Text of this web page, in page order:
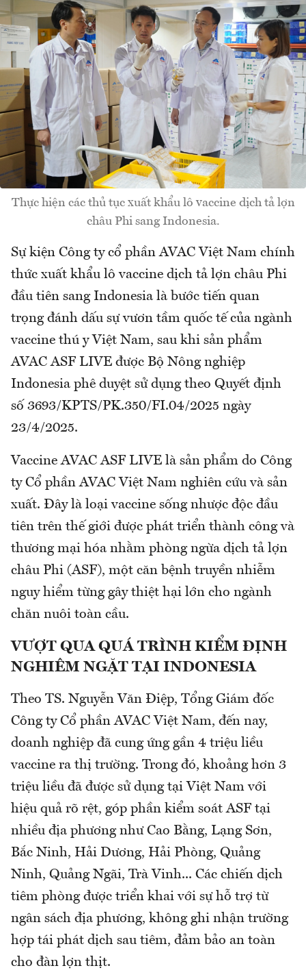
Thực hiện các thủ tục xuất khẩu lô vaccine dịch tả lợn
châu Phi sang Indonesia.
Sự kiện Công ty cổ phần AVAC Việt Nam chính
thức xuất khẩu lô vaccine dịch tả lợn châu Phi
đầu tiên sang Indonesia là bước tiến quan
trọng đánh dấu sự vươn tầm quốc tế của ngành
vaccine thú y Việt Nam, sau khi sản phẩm
AVAC ASF LIVE được Bộ Nông nghiệp
Indonesia phê duyệt sử dụng theo Quyết định
số 3693/KPTS/PK.350/FI.04/2025 ngày
23/4/2025.
Vaccine AVAC ASF LIVE là sản phẩm do Công
ty Cổ phần AVAC Việt Nam nghiên cứu và sản
xuất. Đây là loại vaccine sống nhược độc đầu
tiên trên thế giới được phát triển thành công và
thương mại hóa nhằm phòng ngừa dịch tả lợn
châu Phi (ASF), một căn bệnh truyền nhiễm
nguy hiểm từng gây thiệt hại lớn cho ngành
chăn nuôi toàn cầu.
VƯỢT QUA QUÁ TRÌNH KIỂM ĐỊNH
NGHIÊM NGẶT TẠI INDONESIA
Theo TS. Nguyễn Văn Điệp, Tổng Giám đốc
Công ty Cổ phần AVAC Việt Nam, đến nay,
doanh nghiệp đã cung ứng gần 4 triệu liều
vaccine ra thị trường. Trong đó, khoảng hơn 3
triệu liều đã được sử dụng tại Việt Nam với
hiệu quả rõ rệt, góp phần kiểm soát ASF tại
nhiều địa phương như Cao Bằng, Lạng Sơn,
Bắc Ninh, Hải Dương, Hải Phòng, Quảng
Ninh, Quảng Ngãi, Trà Vinh... Các chiến dịch
tiêm phòng được triển khai với sự hỗ trợ từ
ngân sách địa phương, không ghi nhận trường
hợp tái phát dịch sau tiêm, đảm bảo an toàn
cho đàn lợn thịt.